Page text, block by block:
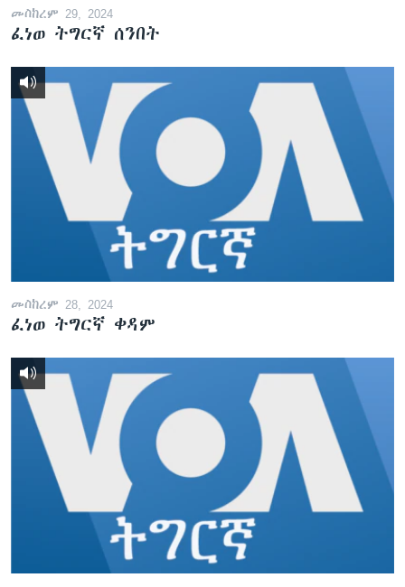
መስከረም 29, 2024
ፈነወ ትግርኛ ሰንበት
መስከረም 28, 2024
ፈነወ ትግርኛ ቀዳም